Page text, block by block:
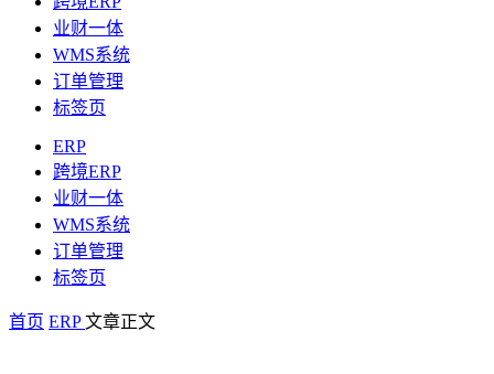
业财一体
WMS系统
订单管理
标签页
ERP
跨境ERP
业财一体
WMS系统
订单管理
标签页
首页 ERP文章正文